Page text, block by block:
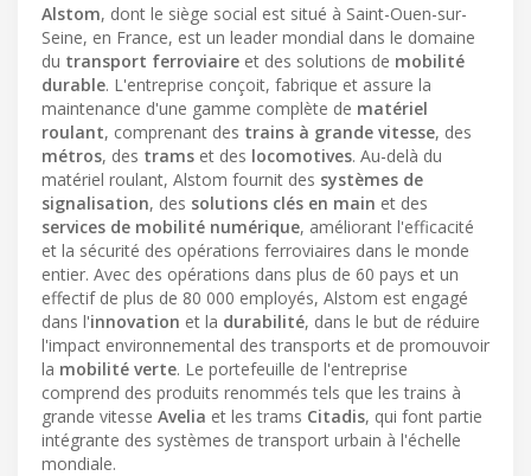
Alstom, dont le siège social est situé à Saint-Ouen-sur-
Seine, en France, est un leader mondial dans le domaine
du transport ferroviaire et des solutions de mobilité
durable. L'entreprise conçoit, fabrique et assure la
maintenance d'une gamme complète de matériel
roulant, comprenant des trains à grande vitesse, des
métros, des trams et des locomotives. Au-delà du
matériel roulant, Alstom fournit des systèmes de
signalisation, des solutions clés en main et des
services de mobilité numérique, améliorant l'efficacité
et la sécurité des opérations ferroviaires dans le monde
entier. Avec des opérations dans plus de 60 pays et un
effectif de plus de 80 000 employés, Alstom est engagé
dans l'innovation et la durabilité, dans le but de réduire
l'impact environnemental des transports et de promouvoir
la mobilité verte. Le portefeuille de l'entreprise
comprend des produits renommés tels que les trains à
grande vitesse Avelia et les trams Citadis, qui font partie
intégrante des systèmes de transport urbain à l'échelle
mondiale.